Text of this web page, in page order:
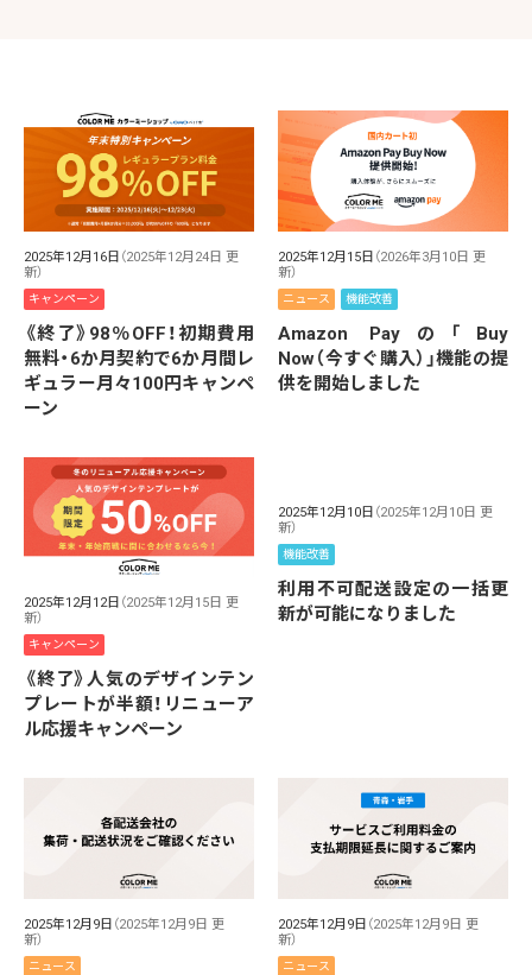
2025年12月16日 （2025年12月24日 更
新）
キャンペーン
《終了》98％OFF！初期費用
無料・6か月契約で6か月間レ
ギュラー月々100円キャンペ
ーン
2025年12月15日 （2026年3月10日 更
新）
ニュース 機能改善
Amazon Payの「Buy
Now（今すぐ購入）」機能の提
供を開始しました
2025年12月12日 （2025年12月15日 更
新）
キャンペーン
《終了》人気のデザインテン
プレートが半額！リニューア
ル応援キャンペーン
2025年12月10日 （2025年12月10日 更
新）
機能改善
利用不可配送設定の一括更
新が可能になりました
2025年12月9日 （2025年12月9日 更
新）
ニュース
2025年12月9日 （2025年12月9日 更
新）
ニュース